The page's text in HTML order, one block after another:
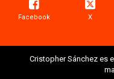
Facebook X
Cristopher Sánchez es